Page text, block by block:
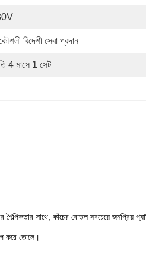
বিদেশী সেবা প্রদান
4 মাসে 1 সেট
শৈল্পিকতার সাথে, কাঁচের বোতল সবচেয়ে জনপ্রিয়
করে তোলে।